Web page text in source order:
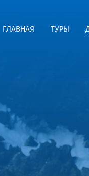
ГЛАВНАЯ ТУРЫ